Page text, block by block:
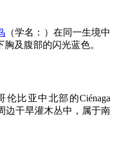
（学名：）在同一生境中
胸及腹部的闪光蓝色。
伦比亚中北部的Ciénaga
边干旱灌木丛中，属于南